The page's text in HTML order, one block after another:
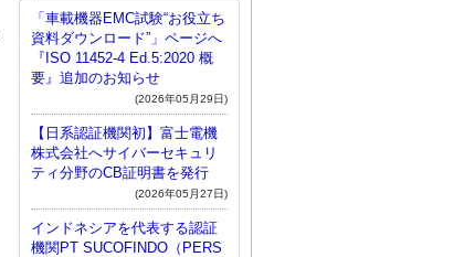
「車載機器EMC試験“お役立ち
資料ダウンロード”」ページへ
『ISO 11452-4 Ed.5:2020 概
要』追加のお知らせ
(2026年05月29日)
【日系認証機関初】富士電機
株式会社へサイバーセキュリ
ティ分野のCB証明書を発行
(2026年05月27日)
インドネシアを代表する認証
機関PT SUCOFINDO（PERS